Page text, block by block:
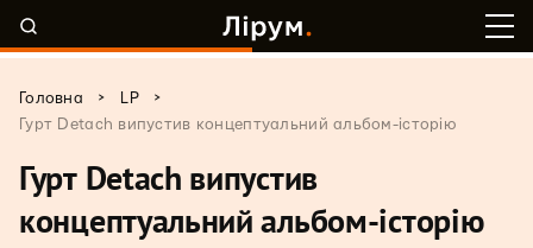
Головна > LP
>
Гурт Detach випустив концептуальний альбом-історію
Гурт Detach випустив
концептуальний альбом-історію